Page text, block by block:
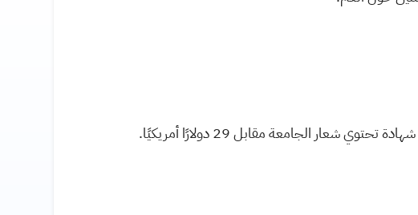
شعار الجامعة مقابل 29 دولارًا أمريكيًا.